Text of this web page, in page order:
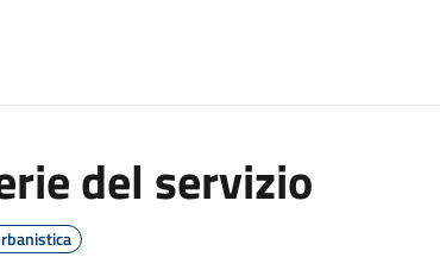
del servizio